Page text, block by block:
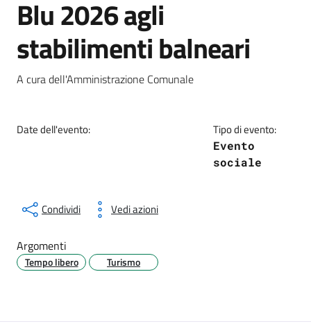
Blu 2026 agli
stabilimenti balneari
A cura dell'Amministrazione Comunale.
Date dell'evento: Tipo di evento:
Evento
sociale
Condividi Vedi azioni
Argomenti
Tempo libero Turismo